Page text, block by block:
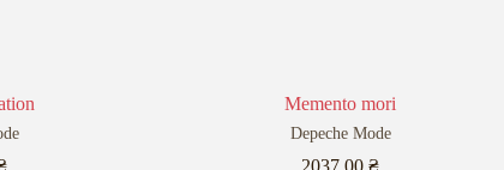
Memento mori
Depeche Mode